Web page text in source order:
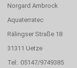
Norgard Ambrock
Aquaterratec
Rälingser Straße 18
31311 Uetze
Tel: 05147/9749385